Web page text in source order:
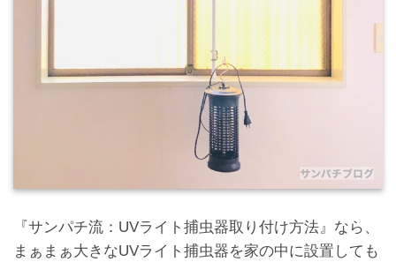
『サンパチ流：UVライト捕虫器取り付け方法』なら、
まぁまぁ大きなUVライト捕虫器を家の中に設置しても